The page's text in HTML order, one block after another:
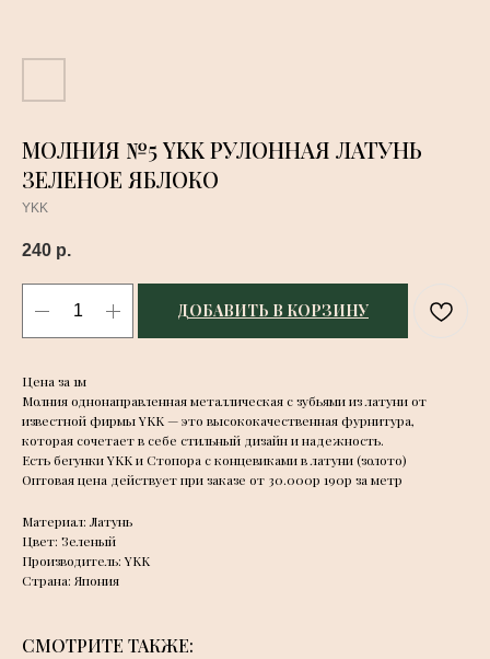
МОЛНИЯ №5 YKK РУЛОННАЯ ЛАТУНЬ
ЗЕЛЕНОЕ ЯБЛОКО
YKK
240 р.
ДОБАВИТЬ В КОРЗИНУ
Цена за 1м
Молния однонаправленная металлическая с зубьями из латуни от
известной фирмы YKK — это высококачественная фурнитура,
которая сочетает в себе стильный дизайн и надежность.
Есть бегунки YKK и Стопора с концевиками в латуни (золото)
Оптовая цена действует при заказе от 30.000р 190р за метр
Материал: Латунь
Цвет: Зеленый
Производитель: YKK
Страна: Япония
СМОТРИТЕ ТАКЖЕ: